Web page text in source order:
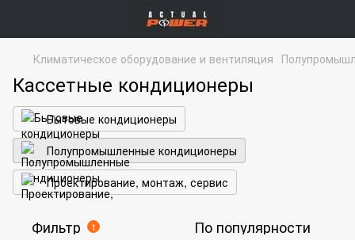
Климатическое оборудование и вентиляция
Кассетные кондиционеры
Бытовые кондиционеры
Полупромышленные кондиционеры
Проектирование, монтаж, сервис
Фильтр 1 По популярности